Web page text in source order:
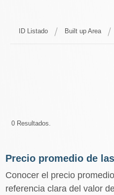
ID Listado Built up Area
0 Resultados.
Precio promedio de
Conocer el precio
referencia clara del valor